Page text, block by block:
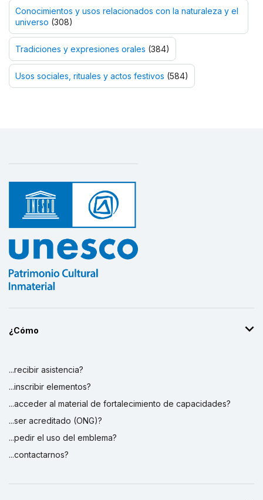
Conocimientos y usos relacionados con la naturaleza y el
universo (308)
Tradiciones y expresiones orales (384)
Usos sociales, rituales y actos festivos (584)
¿Cómo
...recibir asistencia?
...inscribir elementos?
...acceder al material de fortalecimiento de capacidades?
...ser acreditado (ONG)?
...pedir el uso del emblema?
...contactarnos?